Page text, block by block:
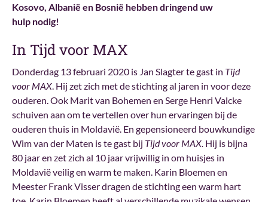
Kosovo, Albanië en Bosnië hebben dringend uw
hulp nodig!
In Tijd voor MAX
Donderdag 13 februari 2020 is Jan Slagter te gast in Tijd
voor MAX. Hij zet zich met de stichting al jaren in voor deze
ouderen. Ook Marit van Bohemen en Serge Henri Valcke
schuiven aan om te vertellen over hun ervaringen bij de
ouderen thuis in Moldavië. En gepensioneerd bouwkundige
Wim van der Maten is te gast bij Tijd voor MAX. Hij is bijna
80 jaar en zet zich al 10 jaar vrijwillig in om huisjes in
Moldavië veilig en warm te maken. Karin Bloemen en
Meester Frank Visser dragen de stichting een warm hart